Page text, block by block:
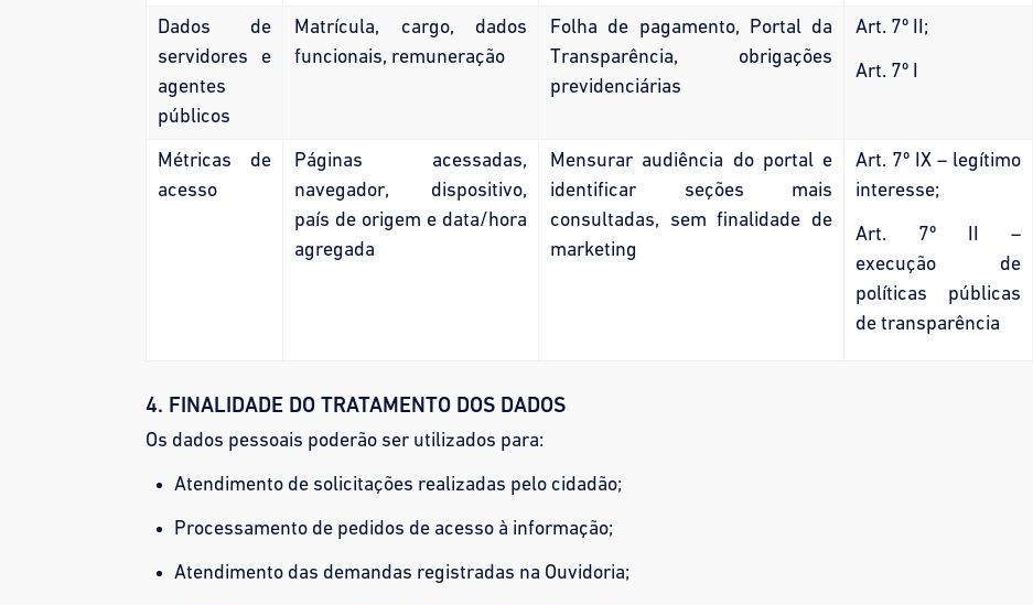
Dados de
servidores e
agentes
públicos
Matrícula, cargo, dados
funcionais, remuneração
Folha de pagamento, Portal da
Transparência, obrigações
previdenciárias
Art. 7º II;
Art. 7º I
Métricas de
acesso
Páginas acessadas,
navegador, dispositivo,
país de origem e data/hora
agregada
Mensurar audiência do portal e
identificar seções mais
consultadas, sem finalidade de
marketing
Art. 7º IX – legítimo
interesse;
Art. 7º II –
execução de
políticas públicas
de transparência
4. FINALIDADE DO TRATAMENTO DOS DADOS
Os dados pessoais poderão ser utilizados para:
Atendimento de solicitações realizadas pelo cidadão;
Processamento de pedidos de acesso à informação;
Atendimento das demandas registradas na Ouvidoria;